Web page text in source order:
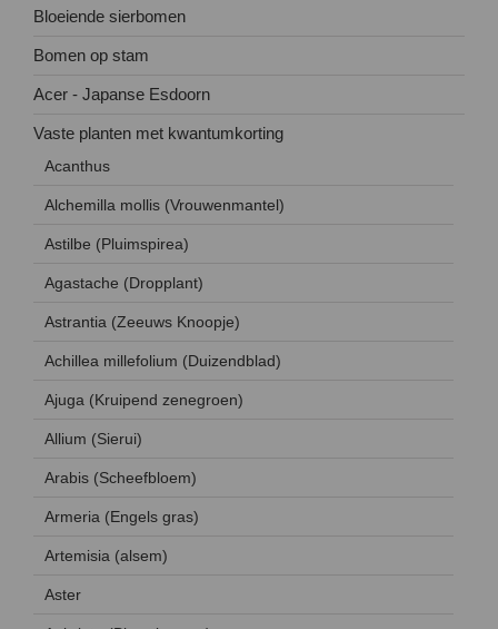
Bloeiende sierbomen
Bomen op stam
Acer - Japanse Esdoorn
Vaste planten met kwantumkorting
Acanthus
Alchemilla mollis (Vrouwenmantel)
Astilbe (Pluimspirea)
Agastache (Dropplant)
Astrantia (Zeeuws Knoopje)
Achillea millefolium (Duizendblad)
Ajuga (Kruipend zenegroen)
Allium (Sierui)
Arabis (Scheefbloem)
Armeria (Engels gras)
Artemisia (alsem)
Aster